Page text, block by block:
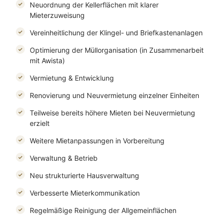
Neuordnung der Kellerflächen mit klarer
Mieterzuweisung
Vereinheitlichung der Klingel- und Briefkastenanlagen
Optimierung der Müllorganisation (in Zusammenarbeit
mit Awista)
Vermietung & Entwicklung
Renovierung und Neuvermietung einzelner Einheiten
Teilweise bereits höhere Mieten bei Neuvermietung
erzielt
Weitere Mietanpassungen in Vorbereitung
Verwaltung & Betrieb
Neu strukturierte Hausverwaltung
Verbesserte Mieterkommunikation
Regelmäßige Reinigung der Allgemeinflächen